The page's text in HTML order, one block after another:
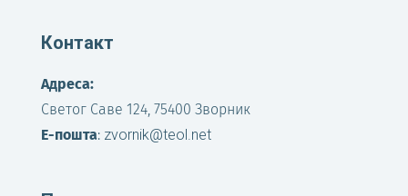
Контакт
Адреса:
Светог Саве 124, 75400 Зворник
Е-пошта: zvornik@teol.net